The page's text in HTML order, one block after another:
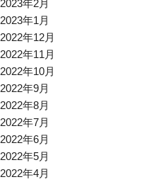
2023年2月
2023年1月
2022年12月
2022年11月
2022年10月
2022年9月
2022年8月
2022年7月
2022年6月
2022年5月
2022年4月